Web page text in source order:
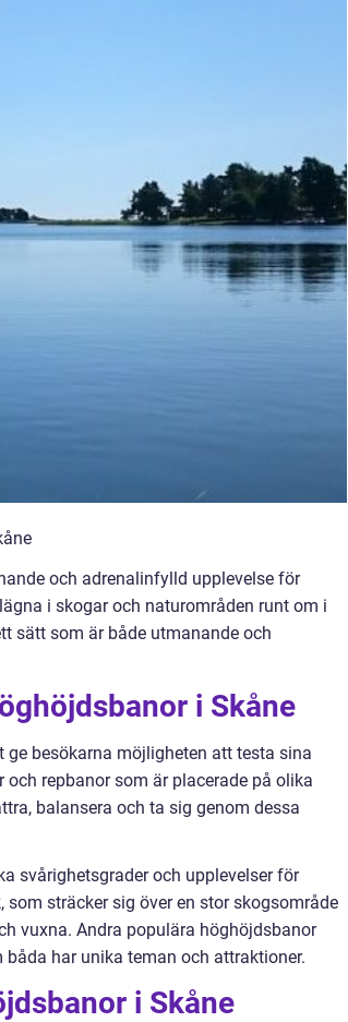
och adrenalinfylld upplevelse för
i skogar och naturområden runt om i
sätt som är både utmanande och
i Skåne
besökarna möjligheten att testa sina
repbanor som är placerade på olika
balansera och ta sig genom dessa
svårighetsgrader och upplevelser för
som sträcker sig över en stor skogsområde
vuxna. Andra populära höghöjdsbanor
båda har unika teman och attraktioner.
i Skåne